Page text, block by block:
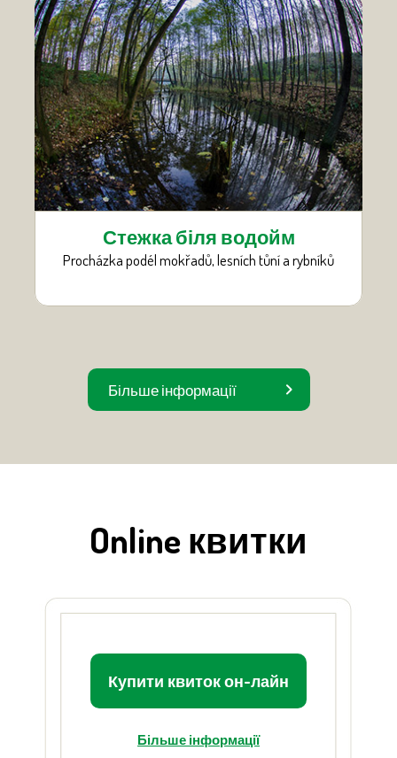
Стежка біля водойм
Procházka podél mokřadů, lesních tůní a rybníků
Більше інформації
Online квитки
Купити квиток он-лайн
Більше інформації